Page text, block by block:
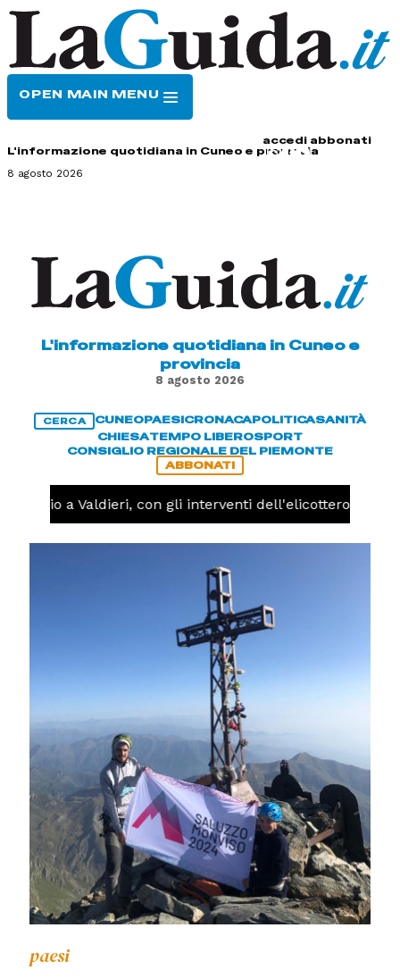
OPEN MAIN MENU
accedi abbonati
L'informazione quotidiana in Cuneo e provincia
8 agosto 2026
L'informazione quotidiana in Cuneo e
provincia
8 agosto 2026
CERCA CUNEOPAESICRONACAPOLITICASANITÀ
CHIESATEMPO LIBEROSPORT
CONSIGLIO REGIONALE DEL PIEMONTE
ABBONATI
a Valdieri, con gli interventi dell'elicottero oggi
paesi